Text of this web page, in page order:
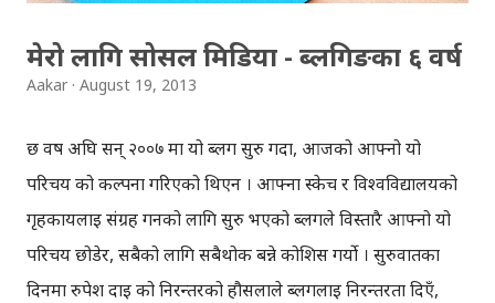
मेरो लागि सोसल मिडिया - ब्लगिङका ६ वर्ष
Aakar August 19, 2013
छ वर्ष अघि सन् २००७ मा यो ब्लग सुरु गर्दा, आजको आफ्नो यो
परिचय को कल्पना गरिएको थिएन । आफ्ना स्केच र विश्वविद्यालयको
गृहकार्यलाई संग्रह गर्नको लागि सुरु भएको ब्लगले विस्तारै आफ्नो यो
परिचय छोडेर, सबैको लागि सबैथोक बन्ने कोशिस गर्यो । सुरुवातका
दिनमा रुपेश दाइ को निरन्तरको हौसलाले ब्लगलाई निरन्तरता दिएँ,